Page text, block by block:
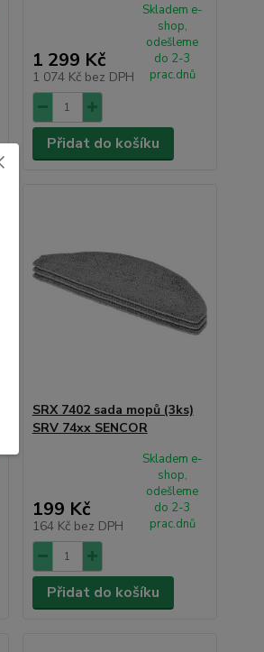
1 299 Kč
1 074 Kč bez DPH
Skladem e-
shop,
odešleme
do 2-3
prac.dnů
Přidat do košíku
SRX 7402 sada mopů (3ks)
SRV 74xx SENCOR
199 Kč
164 Kč bez DPH
Skladem e-
shop,
odešleme
do 2-3
prac.dnů
Přidat do košíku